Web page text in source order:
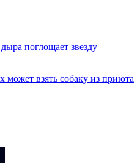
поглощает звезду
может взять собаку из приюта